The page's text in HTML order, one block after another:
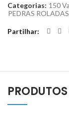
Categorias: 150
PEDRAS ROLADAS
Partilhar